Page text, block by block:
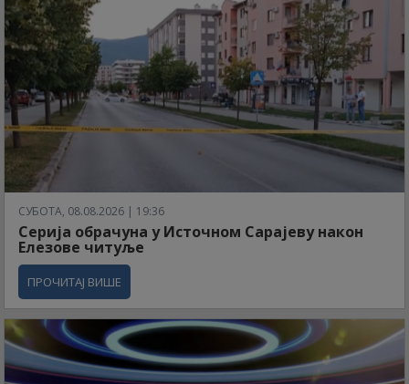
СУБОТА, 08.08.2026 | 19:36
Серија обрачуна у Источном Сарајеву након
Елезове читуље
ПРОЧИТАЈ ВИШЕ